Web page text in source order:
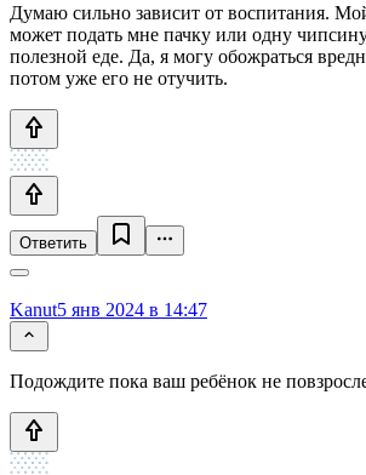
Думаю сильно зависит от воспитания.
может подать мне пачку или одну
полезной еде. Да, я могу обожраться
потом уже его не отучить.
Ответить
Kanut5 янв 2024 в 14:47
Подождите пока ваш ребёнок не